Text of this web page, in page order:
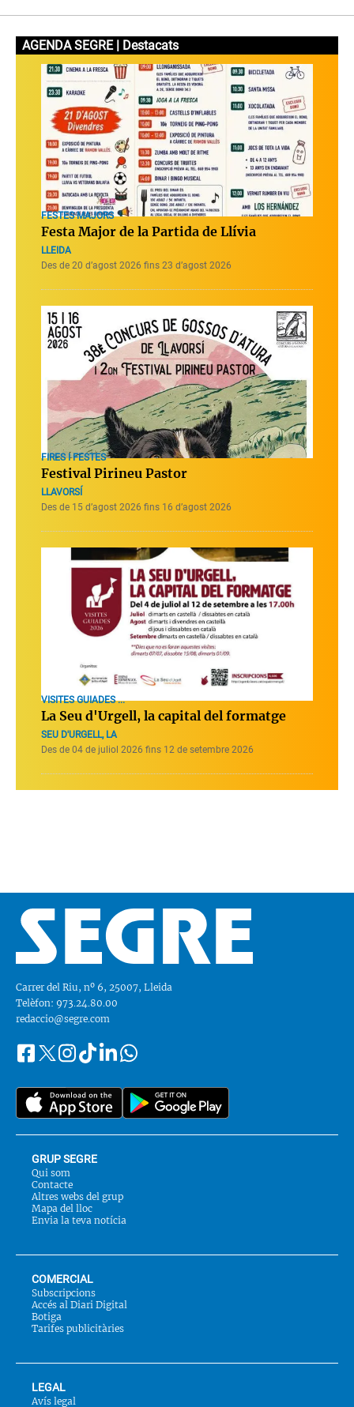
AGENDA SEGRE | Destacats
FESTES MAJORS
Festa Major de la Partida de Llívia
LLEIDA
Des de 20 d’agost 2026 fins 23 d’agost 2026
FIRES I FESTES
Festival Pirineu Pastor
LLAVORSÍ
Des de 15 d’agost 2026 fins 16 d’agost 2026
VISITES GUIADES ...
La Seu d'Urgell, la capital del formatge
SEU D'URGELL, LA
Des de 04 de juliol 2026 fins 12 de setembre 2026
Carrer del Riu, nº 6, 25007, Lleida
Telèfon: 973.24.80.00
redaccio@segre.com
Segueix-
a::
FacebookInstagram
TiktokLinkedinWhatsapp
GRUP SEGRE
Qui som
Contacte
Altres webs del grup
Mapa del lloc
Envia la teva notícia
COMERCIAL
Subscripcions
Accés al Diari Digital
Botiga
Tarifes publicitàries
LEGAL
Avís legal